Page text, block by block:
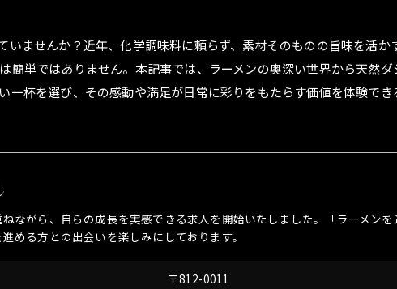
いませんか？近年、化学調味料に頼らず、素材そのものの旨味を活
簡単ではありません。本記事では、ラーメンの奥深い世界から天然
杯を選び、その感動や満足が日常に彩りをもたらす価値を体験でき
ながら、自らの成長を実感できる求人を開始いたしました。「ラーメン
める方との出会いを楽しみにしております。
〒812-0011